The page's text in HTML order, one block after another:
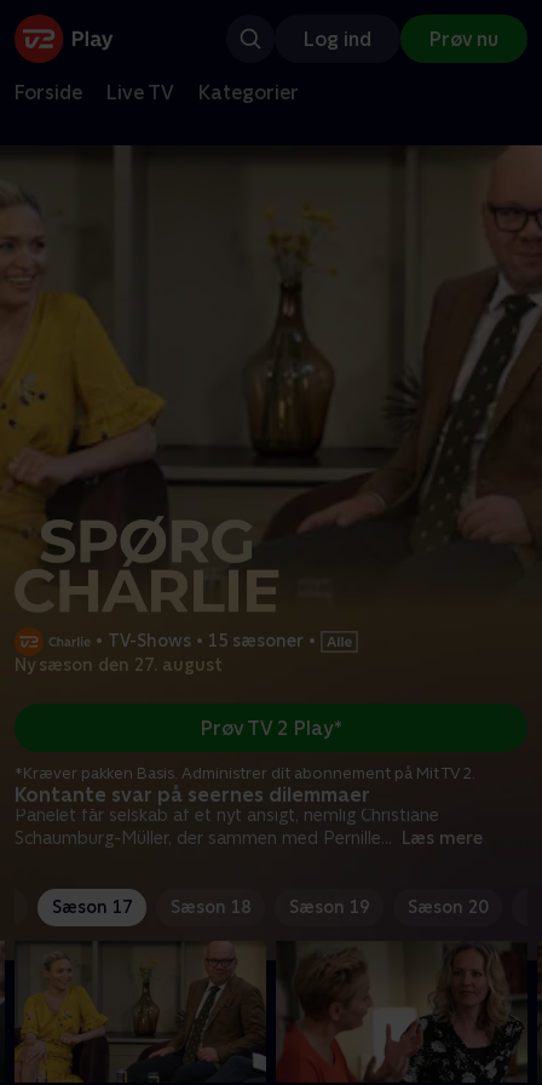
Log ind Prøv nu
Forside Live TV Kategorier
• TV-Shows • 15 sæsoner •
Ny sæson den 27. august
Kontante svar på seernes dilemmaer
Panelet får selskab af et nyt ansigt, nemlig Christiane
Schaumburg-Müller, der sammen med Pernille... Læs mere
Prøv TV 2 Play*
*Kræver pakken Basis. Administrer dit abonnement på Mit TV 2.
Sæson 17 Sæson 18 Sæson 19 Sæson 20